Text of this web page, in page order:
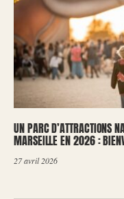
UN PARC D’ATTRACTIONS
MARSEILLE EN 2026 :
27 avril 2026